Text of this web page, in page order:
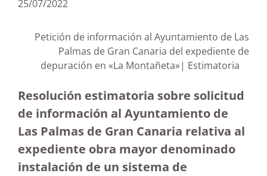
25/07/2022
Petición de información al Ayuntamiento de Las
Palmas de Gran Canaria del expediente de
depuración en «La Montañeta»| Estimatoria
Resolución estimatoria sobre solicitud
de información al Ayuntamiento de
Las Palmas de Gran Canaria relativa al
expediente obra mayor denominado
instalación de un sistema de